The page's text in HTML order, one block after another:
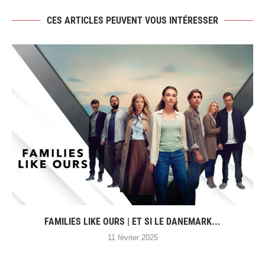
CES ARTICLES PEUVENT VOUS INTÉRESSER
FAMILIES LIKE OURS | ET SI LE DANEMARK...
11 février 2025